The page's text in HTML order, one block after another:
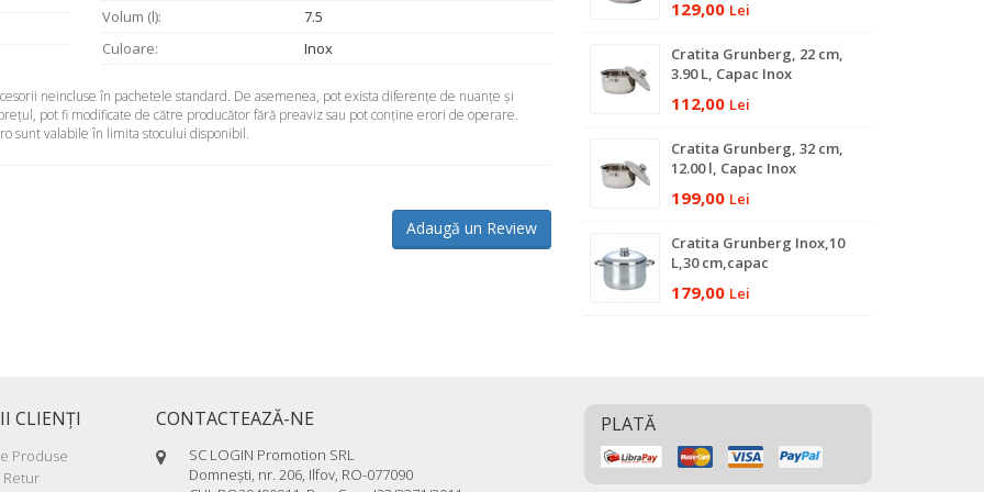
Volum (l):
7.5
Culoare:
Inox
neincluse în pachetele standard. De asemenea, pot exista diferenţe de nuanţe şi
pot fi modificate de către producător fără preaviz sau pot conţine erori de operare.
sunt valabile în limita stocului disponibil.
Adaugă un Review
129,00 Lei
Cratita Grunberg, 22 cm,
3.90 L, Capac Inox
112,00 Lei
Cratita Grunberg, 32 cm,
12.00 l, Capac Inox
199,00 Lei
Cratita Grunberg Inox,10
L,30 cm,capac
179,00 Lei
CLIENŢI
Produse
CONTACTEAZĂ-NE
SC LOGIN Promotion SRL
Domneşti, nr. 206, Ilfov, RO-077090
PLATĂ